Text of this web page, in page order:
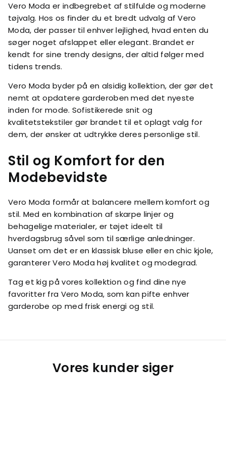
Vero Moda er indbegrebet af stilfulde og moderne
tøjvalg. Hos os finder du et bredt udvalg af Vero
Moda, der passer til enhver lejlighed, hvad enten du
søger noget afslappet eller elegant. Brandet er
kendt for sine trendy designs, der altid følger med
tidens trends.
Vero Moda byder på en alsidig kollektion, der gør det
nemt at opdatere garderoben med det nyeste
inden for mode. Sofistikerede snit og
kvalitetstekstiler gør brandet til et oplagt valg for
dem, der ønsker at udtrykke deres personlige stil.
Stil og Komfort for den
Modebevidste
Vero Moda formår at balancere mellem komfort og
stil. Med en kombination af skarpe linjer og
behagelige materialer, er tøjet ideelt til
hverdagsbrug såvel som til særlige anledninger.
Uanset om det er en klassisk bluse eller en chic kjole,
garanterer Vero Moda høj kvalitet og modegrad.
Tag et kig på vores kollektion og find dine nye
favoritter fra Vero Moda, som kan pifte enhver
garderobe op med frisk energi og stil.
Vores kunder siger